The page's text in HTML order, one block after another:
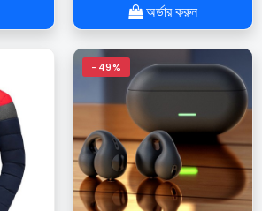
অর্ডার করুন
-49%